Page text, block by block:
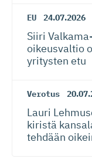
EU 24.07.2026
Siiri
oikeusvaltio
yritysten etu
Verotus
Lauri
kiristä
tehdään